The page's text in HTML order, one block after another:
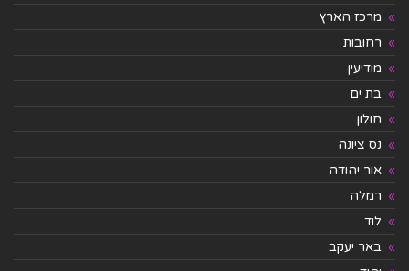
מרכז הארץ
רחובות
מודיעין
בת ים
חולון
נס ציונה
אור יהודה
רמלה
לוד
באר יעקב